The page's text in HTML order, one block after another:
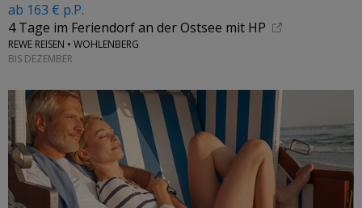
ab 163 € p.P.
4 Tage im Feriendorf an der Ostsee mit HP
REWE REISEN • WOHLENBERG
BIS DEZEMBER
←